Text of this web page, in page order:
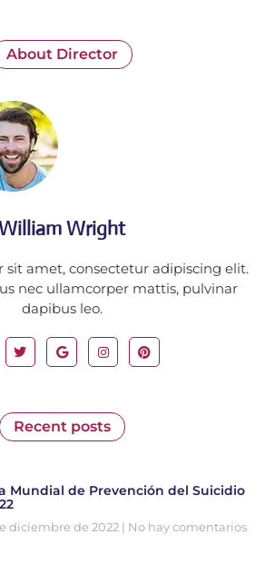
About Director
Wright
sit amet, consectetur adipiscing elit.
nec ullamcorper mattis, pulvinar
dapibus leo.
Recent posts
Mundial de Prevención del Suicidio
diciembre de 2022 No hay comentarios